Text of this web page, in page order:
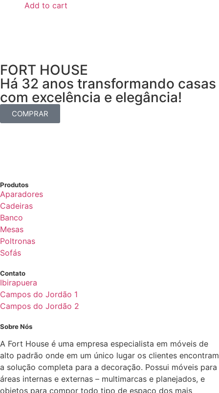
Add to cart
FORT HOUSE
Há 32 anos transformando casas
com excelência e elegância!
COMPRAR
Produtos
Aparadores
Cadeiras
Banco
Mesas
Poltronas
Sofás
Contato
Ibirapuera
Campos do Jordão 1
Campos do Jordão 2
Sobre Nós
A Fort House é uma empresa especialista em móveis de
alto padrão onde em um único lugar os clientes encontram
a solução completa para a decoração. Possui móveis para
áreas internas e externas – multimarcas e planejados, e
objetos para compor todo tipo de espaço dos mais